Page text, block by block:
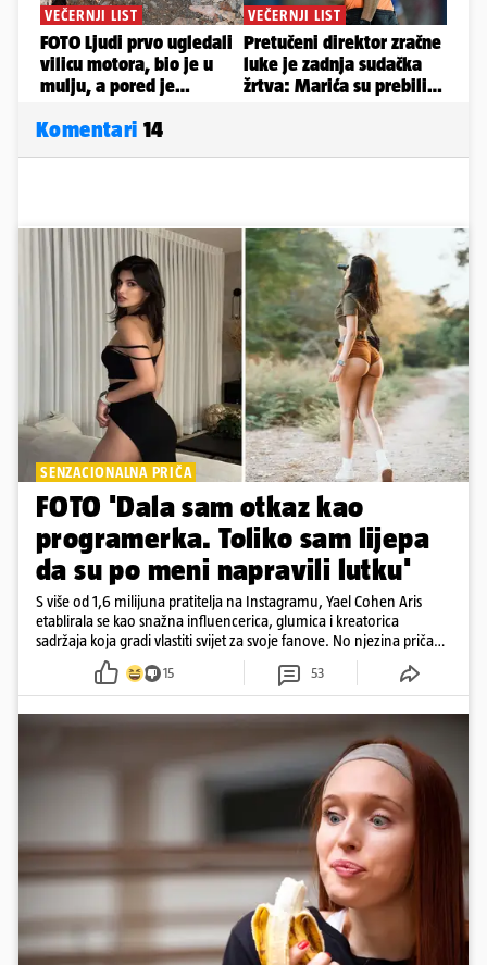
Komentari 14
SENZACIONALNA PRIČA
FOTO 'Dala sam otkaz kao
programerka. Toliko sam lijepa
da su po meni napravili lutku'
S više od 1,6 milijuna pratitelja na Instagramu, Yael Cohen Aris
etablirala se kao snažna influencerica, glumica i kreatorica
sadržaja koja gradi vlastiti svijet za svoje fanove. No njezina priča
pokazuje da online slava dolazi i s neočekivanim izazovima
15 53